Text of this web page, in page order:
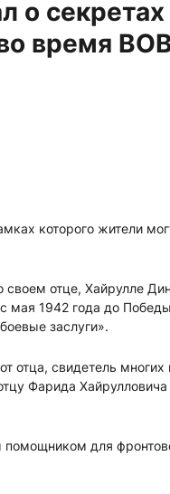
о
время
которого жители
отце, Хайрулле
мая 1942 года до
заслуги».
отца, свидетель
Фарида Хайрулловича
для